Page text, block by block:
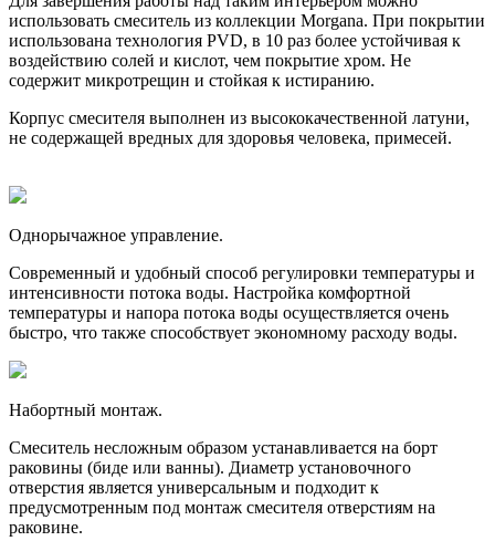
использовать смеситель из коллекции Morgana. При покрытии
использована технология PVD, в 10 раз более устойчивая к
воздействию солей и кислот, чем покрытие хром. Не
содержит микротрещин и стойкая к истиранию.
Корпус смесителя выполнен из высококачественной латуни,
не содержащей вредных для здоровья человека, примесей.
Однорычажное управление.
Современный и удобный способ регулировки температуры и
интенсивности потока воды. Настройка комфортной
температуры и напора потока воды осуществляется очень
быстро, что также способствует экономному расходу воды.
Набортный монтаж.
Смеситель несложным образом устанавливается на борт
раковины (биде или ванны). Диаметр установочного
отверстия является универсальным и подходит к
предусмотренным под монтаж смесителя отверстиям на
раковине.